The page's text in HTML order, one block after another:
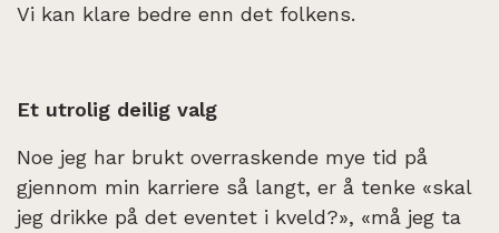
Vi kan klare bedre enn det folkens.
Et utrolig deilig valg
Noe jeg har brukt overraskende mye tid på
gjennom min karriere så langt, er å tenke «skal
jeg drikke på det eventet i kveld?», «må jeg ta